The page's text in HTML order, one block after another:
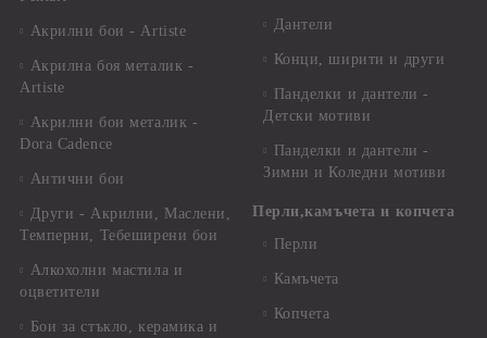
Акрилни бои - Artiste
Акрилна боя металик -
Artiste
Акрилни бои металик -
Dora Cadence
Антични бои
Други - Акрилни, Маслени,
Темперни, Тебеширени бои
Алкохолни мастила и
оцветители
Бои за стъкло, керамика и
Дантели
Конци, ширити и други
Панделки и дантели -
Детски мотиви
Панделки и дантели -
Зимни и Коледни мотиви
Перли,камъчета и копчета
Перли
Камъчета
Копчета